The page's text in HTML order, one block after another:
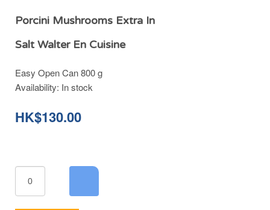
Porcini Mushrooms Extra In
Salt Walter En Cuisine
Easy Open Can 800 g
Availability: In stock
HK$130.00